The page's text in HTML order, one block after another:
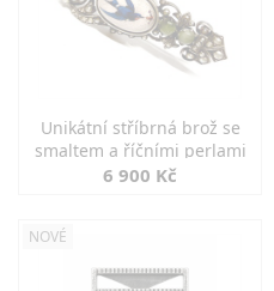
Unikátní stříbrná brož se
smaltem a říčními perlami
6 900 Kč
NOVÉ